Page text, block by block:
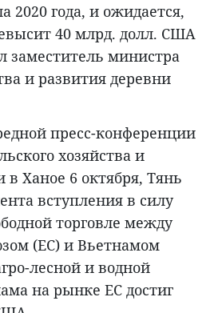
2020 года, и ожидается,
40 млрд. долл. США
заместитель министра
и развития деревни
пресс-конференции
хозяйства и
в Ханое 6 октября, Тянь
вступления в силу
торговле между
(ЕС) и Вьетнамом
лесной и водной
на рынке ЕС достиг